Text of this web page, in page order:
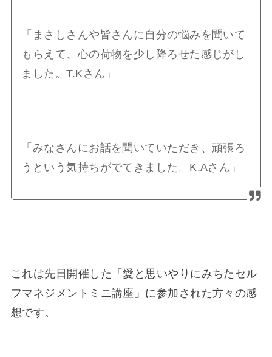
「まさしさんや皆さんに自分の悩みを聞いて
もらえて、心の荷物を少し降ろせた感じがし
ました。T.Kさん」
「みなさんにお話を聞いていただき、頑張ろ
うという気持ちがでてきました。K.Aさん」
これは先日開催した「愛と思いやりにみちたセル
フマネジメントミニ講座」に参加された方々の感
想です。